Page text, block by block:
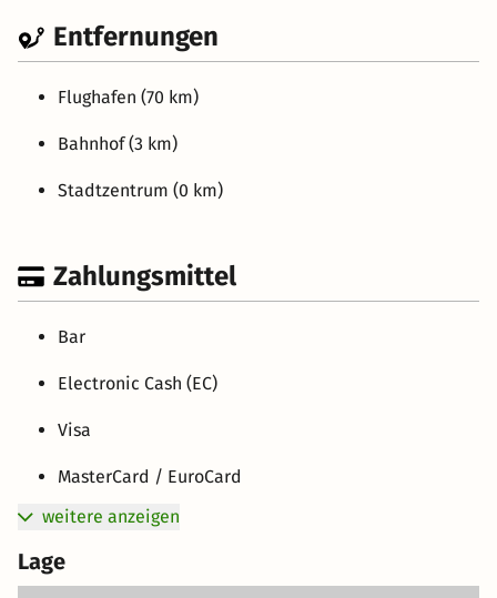
Entfernungen
Flughafen (70 km)
Bahnhof (3 km)
Stadtzentrum (0 km)
Zahlungsmittel
Bar
Electronic Cash (EC)
Visa
MasterCard / EuroCard
weitere anzeigen
Lage